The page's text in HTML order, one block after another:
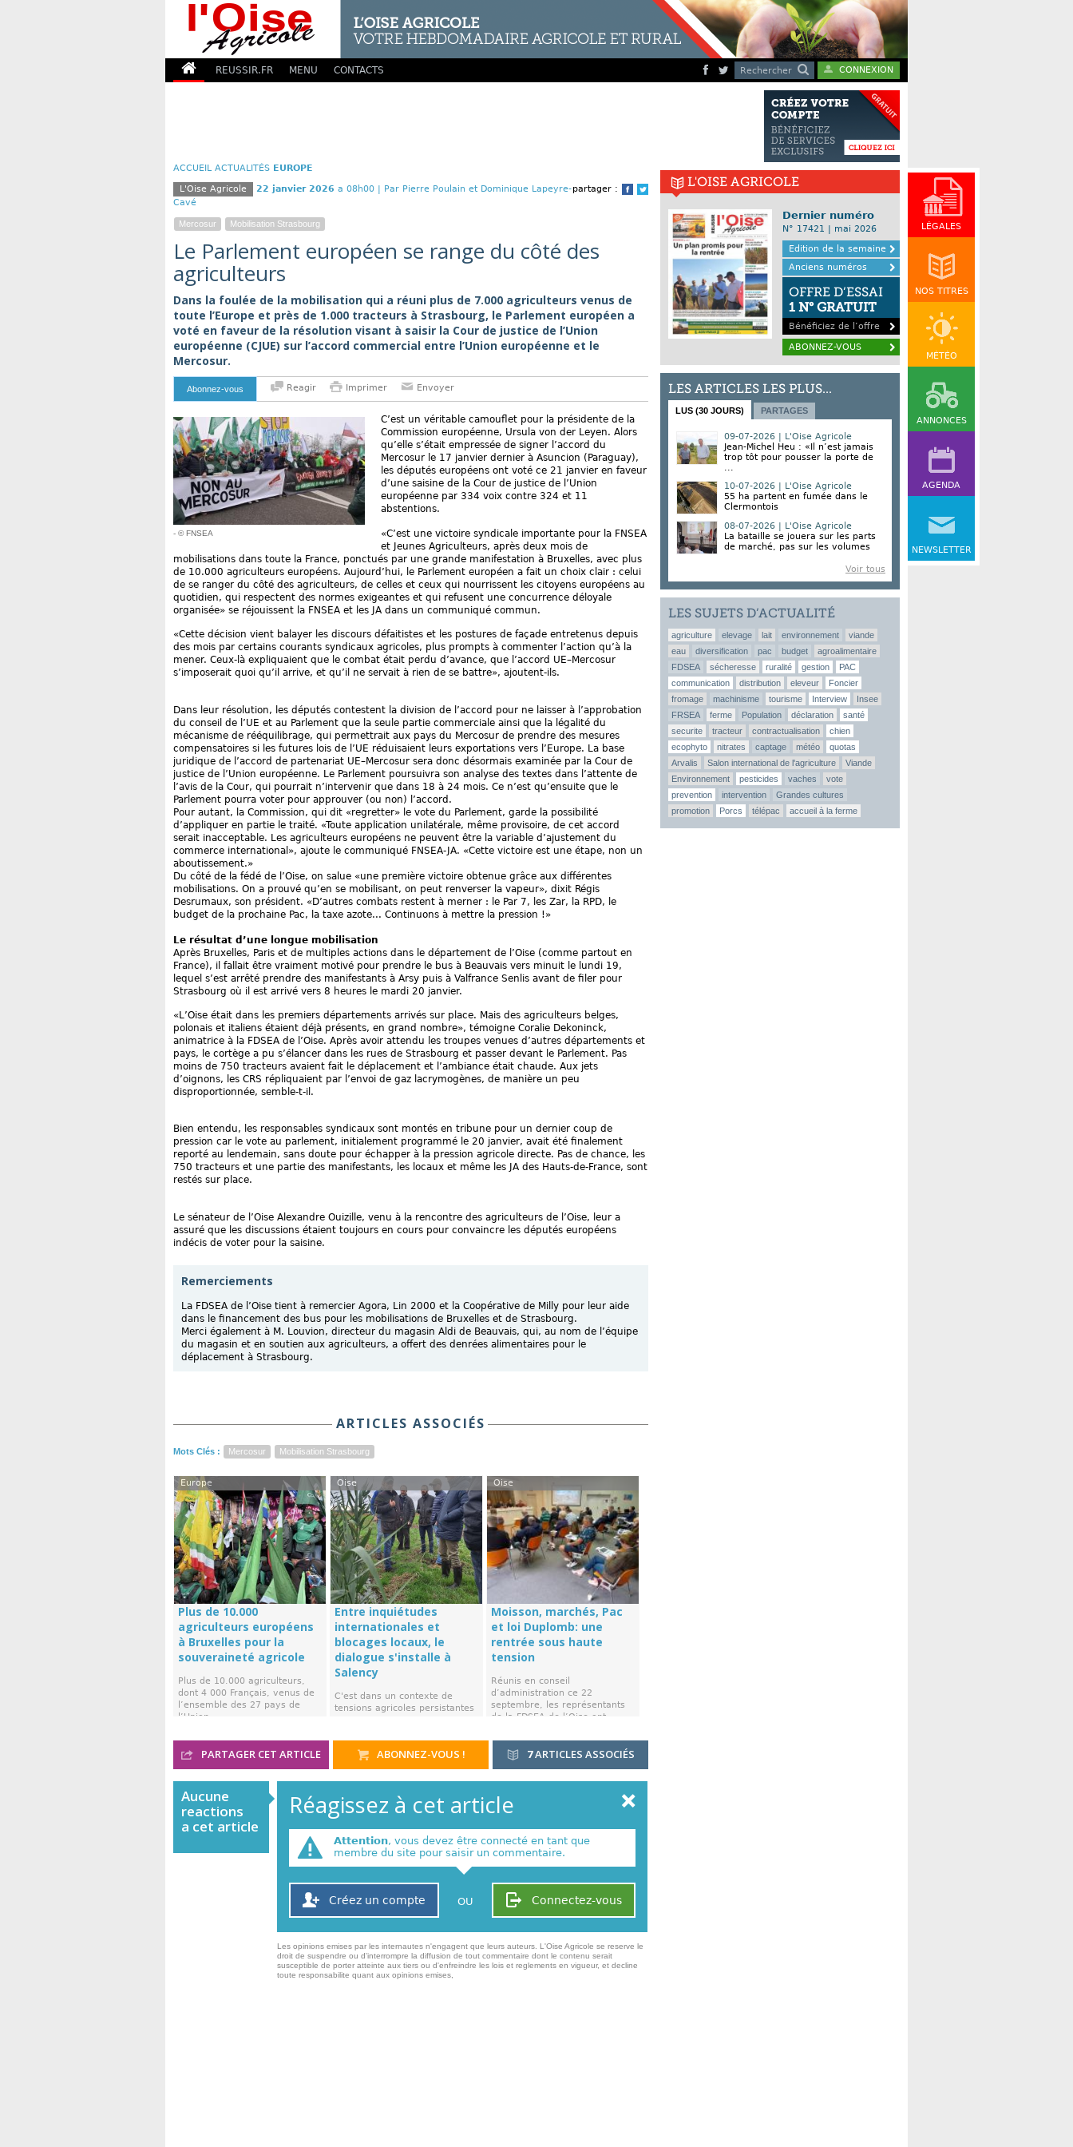
REUSSIR.FR MENU CONTACTS Rechercher CONNEXION
LÉGALES
NOS TITRES
MÉTÉO
ANNONCES
AGENDA
NEWSLETTER
ACCUEIL ACTUALITÉS EUROPE
partager :
Facebook
Twitter
L'Oise Agricole 22 janvier 2026 a 08h00 | Par Pierre Poulain et Dominique Lapeyre-
Cavé
Mercosur Mobilisation Strasbourg
Le Parlement européen se range du côté des
agriculteurs
Dans la foulée de la mobilisation qui a réuni plus de 7.000 agriculteurs venus de
toute l’Europe et près de 1.000 tracteurs à Strasbourg, le Parlement européen a
voté en faveur de la résolution visant à saisir la Cour de justice de l’Union
européenne (CJUE) sur l’accord commercial entre l’Union européenne et le
Mercosur.
Abonnez-vous Reagir Imprimer Envoyer
- © FNSEA
C’est un véritable camouflet pour la présidente de la
Commission européenne, Ursula von der Leyen. Alors
qu’elle s’était empressée de signer l’accord du
Mercosur le 17 janvier dernier à Asuncion (Paraguay),
les députés européens ont voté ce 21 janvier en faveur
d’une saisine de la Cour de justice de l’Union
européenne par 334 voix contre 324 et 11
abstentions.
«C’est une victoire syndicale importante pour la FNSEA
et Jeunes Agriculteurs, après deux mois de
mobilisations dans toute la France, ponctués par une grande manifestation à Bruxelles, avec plus
de 10.000 agriculteurs européens. Aujourd’hui, le Parlement européen a fait un choix clair : celui
de se ranger du côté des agriculteurs, de celles et ceux qui nourrissent les citoyens européens au
quotidien, qui respectent des normes exigeantes et qui refusent une concurrence déloyale
organisée» se réjouissent la FNSEA et les JA dans un communiqué commun.
«Cette décision vient balayer les discours défaitistes et les postures de façade entretenus depuis
des mois par certains courants syndicaux agricoles, plus prompts à commenter l’action qu’à la
mener. Ceux-là expliquaient que le combat était perdu d’avance, que l’accord UE–Mercosur
s’imposerait quoi qu’il arrive, et qu’il ne servait à rien de se battre», ajoutent-ils.
Dans leur résolution, les députés contestent la division de l’accord pour ne laisser à l’approbation
du conseil de l’UE et au Parlement que la seule partie commerciale ainsi que la légalité du
mécanisme de rééquilibrage, qui permettrait aux pays du Mercosur de prendre des mesures
compensatoires si les futures lois de l’UE réduisaient leurs exportations vers l’Europe. La base
juridique de l’accord de partenariat UE–Mercosur sera donc désormais examinée par la Cour de
justice de l’Union européenne. Le Parlement poursuivra son analyse des textes dans l’attente de
l’avis de la Cour, qui pourrait n’intervenir que dans 18 à 24 mois. Ce n’est qu’ensuite que le
Parlement pourra voter pour approuver (ou non) l’accord.
Pour autant, la Commission, qui dit «regretter» le vote du Parlement, garde la possibilité
d’appliquer en partie le traité. «Toute application unilatérale, même provisoire, de cet accord
serait inacceptable. Les agriculteurs européens ne peuvent être la variable d’ajustement du
commerce international», ajoute le communiqué FNSEA-JA. «Cette victoire est une étape, non un
aboutissement.»
Du côté de la fédé de l’Oise, on salue «une première victoire obtenue grâce aux différentes
mobilisations. On a prouvé qu’en se mobilisant, on peut renverser la vapeur», dixit Régis
Desrumaux, son président. «D’autres combats restent à merner : le Par 7, les Zar, la RPD, le
budget de la prochaine Pac, la taxe azote... Continuons à mettre la pression !»
Le résultat d’une longue mobilisation
Après Bruxelles, Paris et de multiples actions dans le département de l’Oise (comme partout en
France), il fallait être vraiment motivé pour prendre le bus à Beauvais vers minuit le lundi 19,
lequel s’est arrêté prendre des manifestants à Arsy puis à Valfrance Senlis avant de filer pour
Strasbourg où il est arrivé vers 8 heures le mardi 20 janvier.
«L’Oise était dans les premiers départements arrivés sur place. Mais des agriculteurs belges,
polonais et italiens étaient déjà présents, en grand nombre», témoigne Coralie Dekoninck,
animatrice à la FDSEA de l’Oise. Après avoir attendu les troupes venues d’autres départements et
pays, le cortège a pu s’élancer dans les rues de Strasbourg et passer devant le Parlement. Pas
moins de 750 tracteurs avaient fait le déplacement et l’ambiance était chaude. Aux jets
d’oignons, les CRS répliquaient par l’envoi de gaz lacrymogènes, de manière un peu
disproportionnée, semble-t-il.
Bien entendu, les responsables syndicaux sont montés en tribune pour un dernier coup de
pression car le vote au parlement, initialement programmé le 20 janvier, avait été finalement
reporté au lendemain, sans doute pour échapper à la pression agricole directe. Pas de chance, les
750 tracteurs et une partie des manifestants, les locaux et même les JA des Hauts-de-France, sont
restés sur place.
Le sénateur de l’Oise Alexandre Ouizille, venu à la rencontre des agriculteurs de l’Oise, leur a
assuré que les discussions étaient toujours en cours pour convaincre les députés européens
indécis de voter pour la saisine.
Remerciements
La FDSEA de l’Oise tient à remercier Agora, Lin 2000 et la Coopérative de Milly pour leur aide
dans le financement des bus pour les mobilisations de Bruxelles et de Strasbourg.
Merci également à M. Louvion, directeur du magasin Aldi de Beauvais, qui, au nom de l’équipe
du magasin et en soutien aux agriculteurs, a offert des denrées alimentaires pour le
déplacement à Strasbourg.
ARTICLES ASSOCIÉS
Mots Clés : Mercosur Mobilisation Strasbourg
Europe
Plus de 10.000
agriculteurs européens
à Bruxelles pour la
souveraineté agricole
Plus de 10.000 agriculteurs,
dont 4 000 Français, venus de
l’ensemble des 27 pays de
l’Union ...
Oise
Entre inquiétudes
internationales et
blocages locaux, le
dialogue s'installe à
Salency
C'est dans un contexte de
tensions agricoles persistantes
Oise
Moisson, marchés, Pac
et loi Duplomb: une
rentrée sous haute
tension
Réunis en conseil
d’administration ce 22
septembre, les représentants
de la FDSEA de l’Oise ont ...
7ARTICLES ASSOCIÉS
PARTAGER CET ARTICLE ABONNEZ-VOUS !
Aucune
reactions
a cet article
Réagissez à cet article
Attention, vous devez être connecté en tant que
membre du site pour saisir un commentaire.
Connectez-vous
Créez un compte OU
Les opinions emises par les internautes n'engagent que leurs auteurs. L'Oise Agricole se reserve le
droit de suspendre ou d'interrompre la diffusion de tout commentaire dont le contenu serait
susceptible de porter atteinte aux tiers ou d'enfreindre les lois et reglements en vigueur, et decline
toute responsabilite quant aux opinions emises,
L'OISE AGRICOLE
Dernier numéro
N° 17421 | mai 2026
Edition de la semaine
Anciens numéros
OFFRE D’ESSAI
1 N° GRATUIT
Bénéficiez de l’offre
ABONNEZ-VOUS
LES ARTICLES LES PLUS...
LUS (30 JOURS) PARTAGES
09-07-2026 | L'Oise Agricole
Jean-Michel Heu : «Il n’est jamais
trop tôt pour pousser la porte de
...
10-07-2026 | L'Oise Agricole
55 ha partent en fumée dans le
Clermontois
08-07-2026 | L'Oise Agricole
La bataille se jouera sur les parts
de marché, pas sur les volumes
Voir tous
LES SUJETS D’ACTUALITÉ
agriculture elevage lait environnement
viande
eau
diversification pac budget
agroalimentaire
FDSEA
sécheresse ruralité gestion
PAC
communication
distribution eleveur
Foncier
fromage
machinisme tourisme Interview
Insee
FRSEA
ferme Population déclaration
santé
securite
tracteur contractualisation
chien
ecophyto
nitrates captage météo
quotas
Arvalis
Salon international de l'agriculture
Viande
Environnement
pesticides vaches
vote
prevention
intervention
Grandes cultures
promotion
Porcs télépac accueil à la ferme